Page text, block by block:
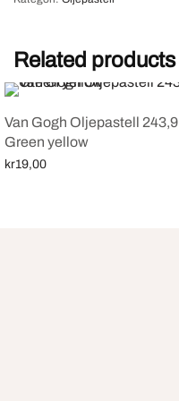
Related products
Van Gogh Oljepastell 243,9
Green yellow
kr19,00